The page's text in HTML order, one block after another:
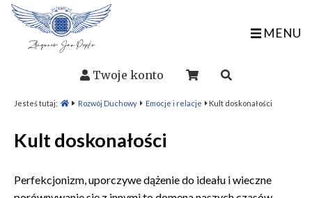
MENU
Twoje konto
Jesteś tutaj: Rozwój Duchowy Emocje i relacje Kult doskonałości
Kult doskonałości
Perfekcjonizm, uporczywe dążenie do ideału i wieczne